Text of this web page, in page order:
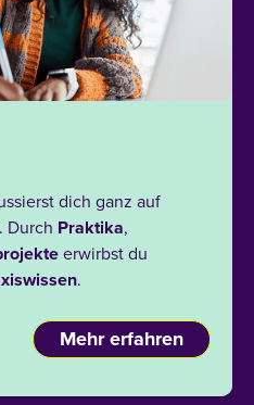
dich ganz auf
Durch Praktika,
erwirbst du
.
Mehr erfahren